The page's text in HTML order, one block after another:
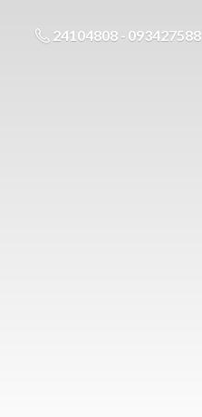
24104808 - 093427588